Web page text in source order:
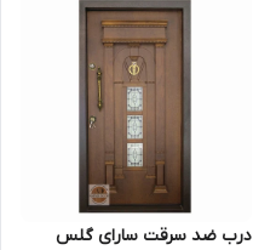
درب ضد سرقت سارای گلس